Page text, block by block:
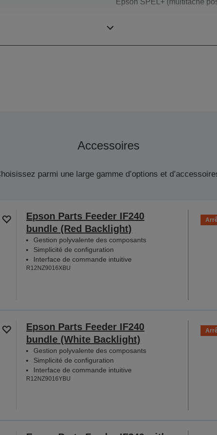
Epson SPEL+ (multitâche
Accessoires
parmi une large gamme d’options et
Epson Parts Feeder IF240
bundle (Red Backlight)
Gestion polyvalente des composants
Simplicité de configuration
Interface de commande intuitive
R12NZ9016XBU
Epson Parts Feeder IF240
bundle (White Backlight)
Gestion polyvalente des composants
Simplicité de configuration
Interface de commande intuitive
R12NZ9016YBU